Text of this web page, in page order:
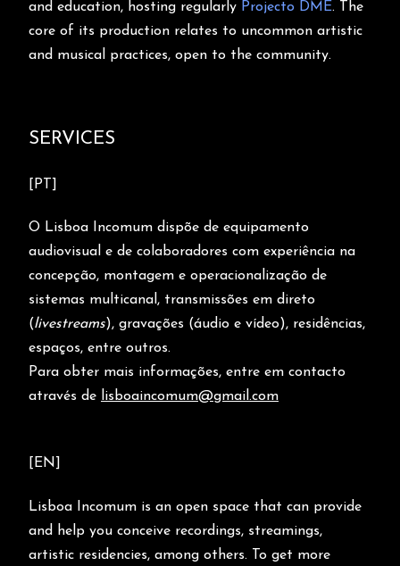
and education, hosting regularly Projecto DME. The
core of its production relates to uncommon artistic
and musical practices, open to the community.
SERVICES
[PT]
O Lisboa Incomum dispõe de equipamento
audiovisual e de colaboradores com experiência na
concepção, montagem e operacionalização de
sistemas multicanal, transmissões em direto
(livestreams), gravações (áudio e vídeo), residências,
espaços, entre outros.
Para obter mais informações, entre em contacto
através de lisboaincomum@gmail.com
[EN]
Lisboa Incomum is an open space that can provide
and help you conceive recordings, streamings,
artistic residencies, among others. To get more